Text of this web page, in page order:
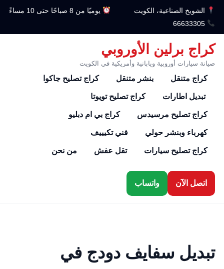
الشويخ الصناعية، الكويت
يوميًا من 8 صباحًا حتى 10 مساءً
66633305
كراج برلين الأوروبي
صيانة سيارات أوروبية ويابانية وأمريكية في الكويت
كراج متنقل بنشر متنقل كراج تصليح جاكوا
تبديل اطارات كراج تصليح تويوتا
كراج تصليح مرسيدس كراج بي ام دبليو
كهرباء وبنشر حولي فني تكيييف
كراج تصليح سيارات تقل عفش من نحن
اتصل الآن واتساب
تبديل سفايف دودج في